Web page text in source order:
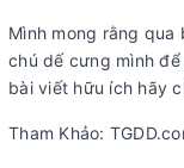
Mình mong rằng
chú dế cưng mình
bài viết hữu ích hãy
Tham Khảo: